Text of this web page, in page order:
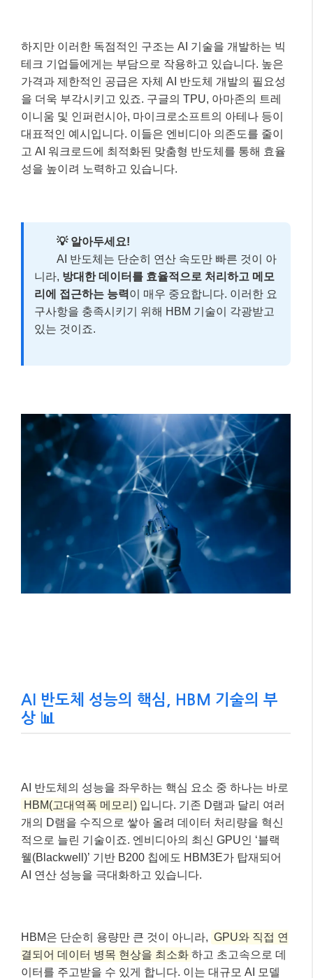
하지만 이러한 독점적인 구조는 AI 기술을 개발하는 빅
테크 기업들에게는 부담으로 작용하고 있습니다. 높은
가격과 제한적인 공급은 자체 AI 반도체 개발의 필요성
을 더욱 부각시키고 있죠. 구글의 TPU, 아마존의 트레
이니움 및 인퍼런시아, 마이크로소프트의 아테나 등이
대표적인 예시입니다. 이들은 엔비디아 의존도를 줄이
고 AI 워크로드에 최적화된 맞춤형 반도체를 통해 효율
성을 높이려 노력하고 있습니다.
💡 알아두세요!
AI 반도체는 단순히 연산 속도만 빠른 것이 아
니라, 방대한 데이터를 효율적으로 처리하고 메모
리에 접근하는 능력 이 매우 중요합니다. 이러한 요
구사항을 충족시키기 위해 HBM 기술이 각광받고
있는 것이죠.
AI 반도체 성능의 핵심, HBM 기술의 부
상 📊
AI 반도체의 성능을 좌우하는 핵심 요소 중 하나는 바로
HBM(고대역폭 메모리) 입니다. 기존 D램과 달리 여러
개의 D램을 수직으로 쌓아 올려 데이터 처리량을 혁신
적으로 늘린 기술이죠. 엔비디아의 최신 GPU인 ‘블랙
웰(Blackwell)’ 기반 B200 칩에도 HBM3E가 탑재되어
AI 연산 성능을 극대화하고 있습니다.
HBM은 단순히 용량만 큰 것이 아니라, GPU와 직접 연
결되어 데이터 병목 현상을 최소화 하고 초고속으로 데
이터를 주고받을 수 있게 합니다. 이는 대규모 AI 모델